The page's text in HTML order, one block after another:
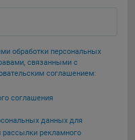
показывать
Ленинградский
данные вашего
обработки персональных
связанными с
соглашением:
соглашения
данных для
рассылки рекламного